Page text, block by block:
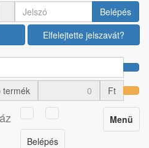
Belépés
Elfelejtette jelszavát?
termék Ft
Toggle
navigation
Menü
Belépés
az ágy körül
végdarab